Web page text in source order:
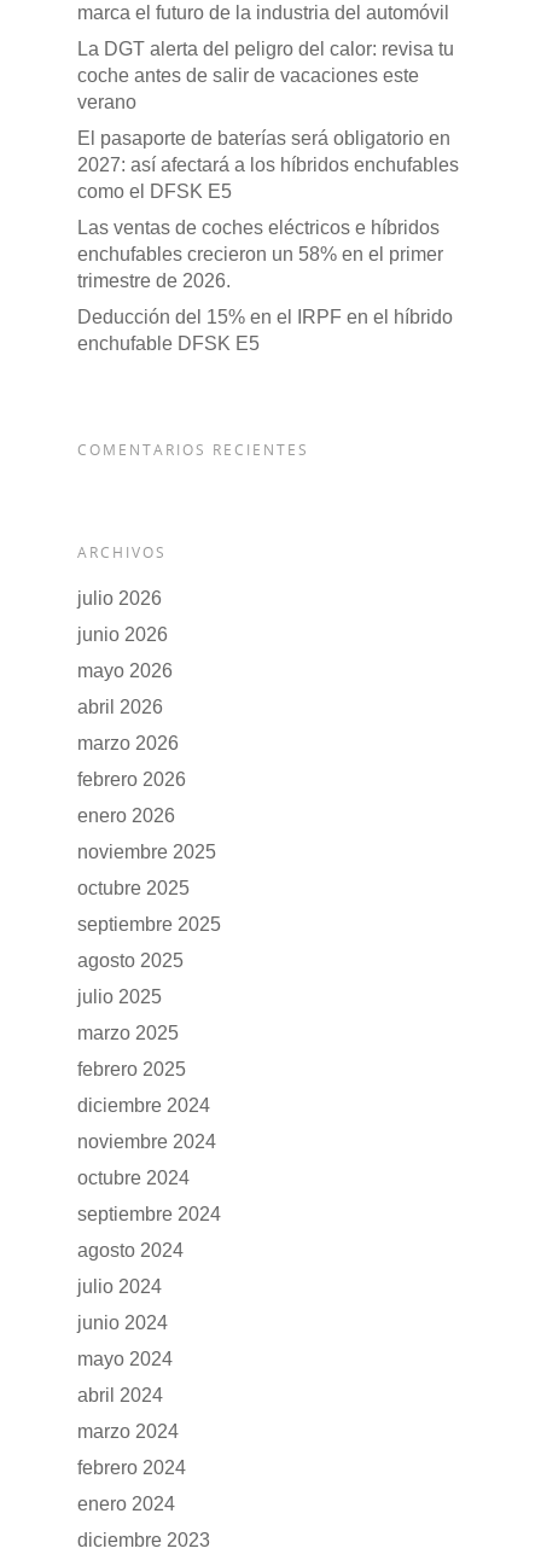
marca el futuro de la industria del automóvil
La DGT alerta del peligro del calor: revisa tu
coche antes de salir de vacaciones este
verano
El pasaporte de baterías será obligatorio en
2027: así afectará a los híbridos enchufables
como el DFSK E5
Las ventas de coches eléctricos e híbridos
enchufables crecieron un 58% en el primer
trimestre de 2026.
Deducción del 15% en el IRPF en el híbrido
enchufable DFSK E5
COMENTARIOS RECIENTES
ARCHIVOS
julio 2026
junio 2026
mayo 2026
abril 2026
marzo 2026
febrero 2026
enero 2026
noviembre 2025
octubre 2025
septiembre 2025
agosto 2025
julio 2025
marzo 2025
febrero 2025
diciembre 2024
noviembre 2024
octubre 2024
septiembre 2024
agosto 2024
julio 2024
junio 2024
mayo 2024
abril 2024
marzo 2024
febrero 2024
enero 2024
diciembre 2023